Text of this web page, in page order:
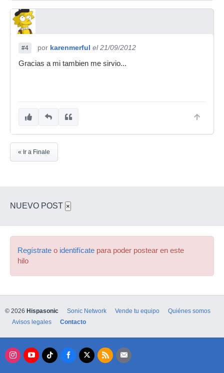
#4 por karenmerful el 21/09/2012
Gracias a mi tambien me sirvio...
« Ir a Finale
NUEVO POST ×
Regístrate o identifícate para poder postear en este
hilo
© 2026 Hispasonic Sonic Network Vende tu equipo
Quiénes somos
Avisos legales
Contacto